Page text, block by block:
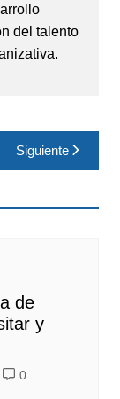
del talento
Siguiente
de
y
0